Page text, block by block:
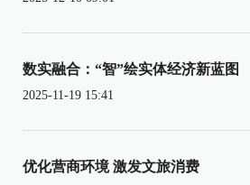
数实融合：“智”绘实体经济新蓝图
2025-11-19 15:41
优化营商环境 激发文旅消费